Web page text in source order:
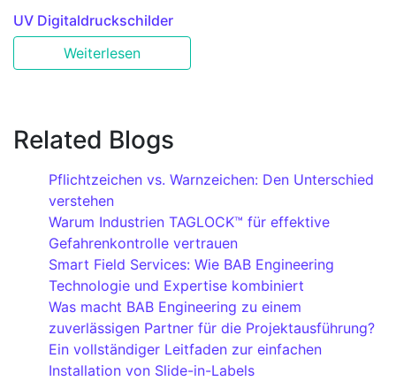
UV Digitaldruckschilder
Weiterlesen
Related Blogs
Pflichtzeichen vs. Warnzeichen: Den Unterschied
verstehen
Warum Industrien TAGLOCK™ für effektive
Gefahrenkontrolle vertrauen
Smart Field Services: Wie BAB Engineering
Technologie und Expertise kombiniert
Was macht BAB Engineering zu einem
zuverlässigen Partner für die Projektausführung?
Ein vollständiger Leitfaden zur einfachen
Installation von Slide-in-Labels